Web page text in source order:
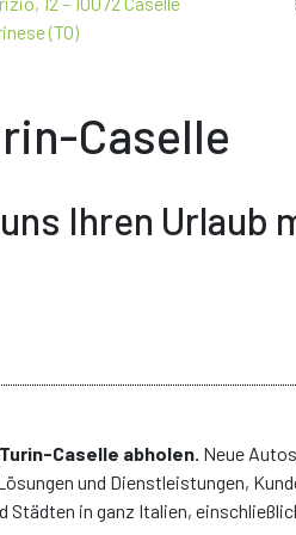
Webseite. Die mögliche
nicht bieten
ANGEBOT VON PRODUKTE UND
(TO)
Caselle
Ihren Urlaub
Caselle abholen. Neue
und Dienstleistungen,
in ganz Italien,